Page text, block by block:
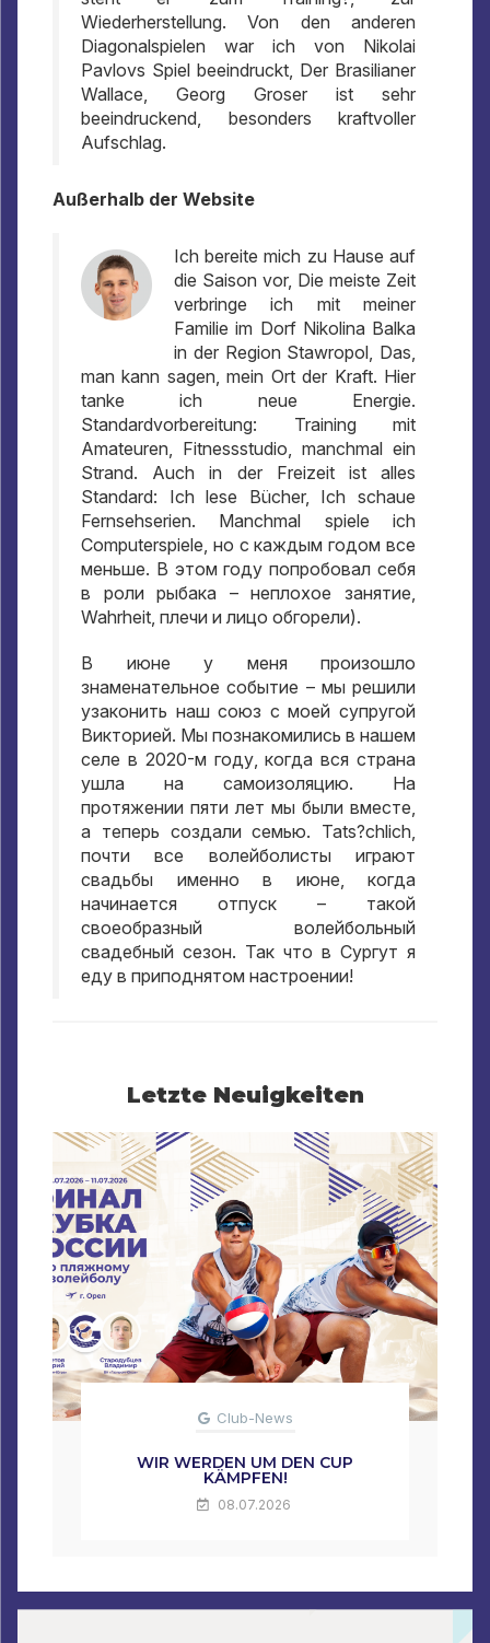
Wiederherstellung. Von den anderen
Diagonalspielen war ich von Nikolai
Pavlovs Spiel beeindruckt, Der Brasilianer
Wallace, Georg Groser ist sehr
beeindruckend, besonders kraftvoller
Aufschlag.
Außerhalb der Website
Ich bereite mich zu Hause auf
die Saison vor, Die meiste Zeit
verbringe ich mit meiner
Familie im Dorf Nikolina Balka
in der Region Stawropol, Das,
man kann sagen, mein Ort der Kraft. Hier
tanke ich neue Energie.
Standardvorbereitung: Training mit
Amateuren, Fitnessstudio, manchmal ein
Strand. Auch in der Freizeit ist alles
Standard: Ich lese Bücher, Ich schaue
Fernsehserien. Manchmal spiele ich
Computerspiele, но с каждым годом все
меньше. В этом году попробовал себя
в роли рыбака – неплохое занятие,
Wahrheit, плечи и лицо обгорели).
В июне у меня произошло
знаменательное событие – мы решили
узаконить наш союз с моей супругой
Викторией. Мы познакомились в нашем
селе в 2020-м году,когда вся страна
ушла на самоизоляцию. На
протяжении пяти лет мы были вместе,
а теперь создали семью. Tats?chlich,
почти все волейболисты играют
свадьбы именно в июне, когда
начинается отпуск – такой
своеобразный волейбольный
свадебный сезон. Так что в Сургут я
еду в приподнятом настроении!
Letzte Neuigkeiten
Club-News
WIR WERDEN UM DEN CUP
KÄMPFEN!
08.07.2026